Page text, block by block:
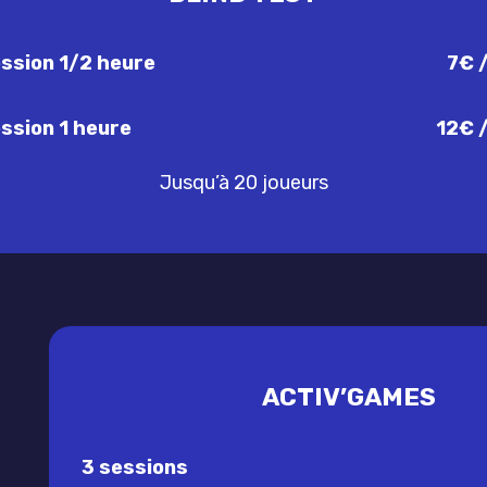
1/2 heure 7€
1 heure 12€
Jusqu’à 20 joueurs
ACTIV’GAMES
3 sessions